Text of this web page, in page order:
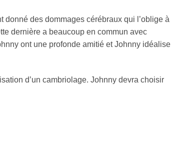
des dommages cérébraux qui l’oblige à
dernière a beaucoup en commun avec
ont une profonde amitié et Johnny idéalise
d’un cambriolage. Johnny devra choisir